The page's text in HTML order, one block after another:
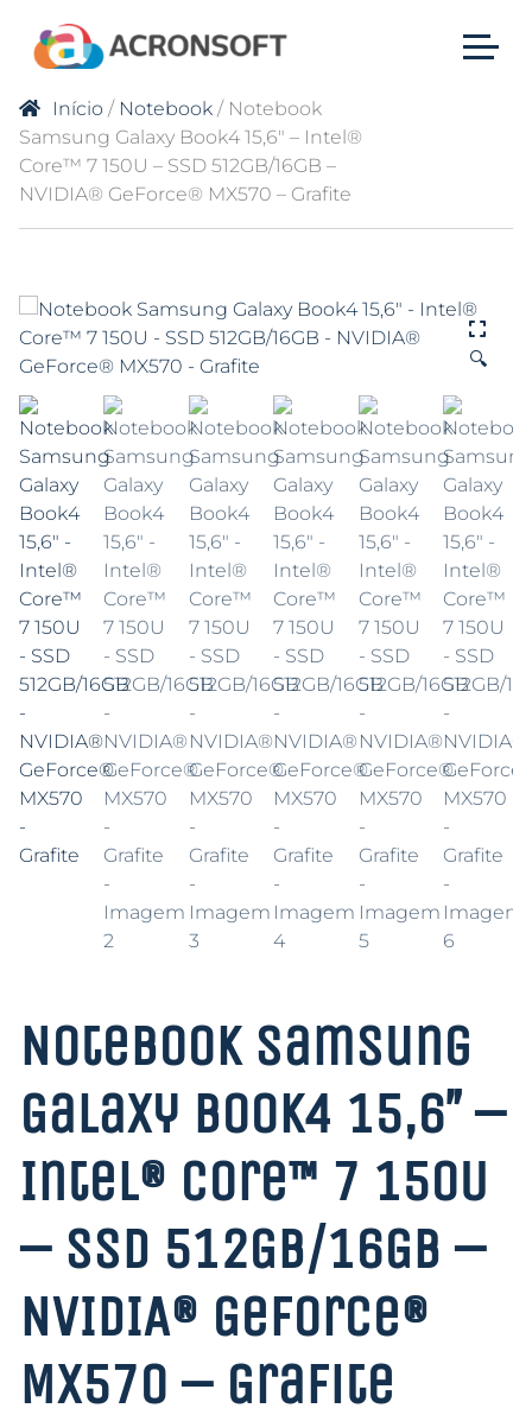
Início / Notebook / Notebook
Samsung Galaxy Book4 15,6″ – Intel®
Core™ 7 150U – SSD 512GB/16GB –
NVIDIA® GeForce® MX570 – Grafite
🔍
Notebook Samsung
Galaxy Book4 15,6″ –
Intel® Core™ 7 150U
– SSD 512GB/16GB –
NVIDIA® GeForce®
MX570 – Grafite